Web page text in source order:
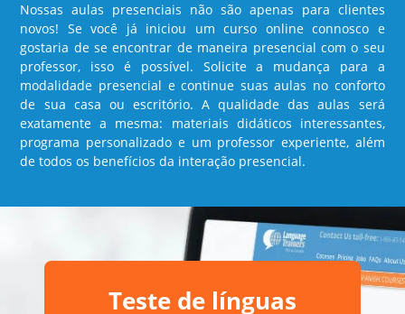
Nossas aulas presenciais não são apenas para clientes
novos! Se você já iniciou um curso online connosco e
gostaria de se encontrar de maneira presencial com o seu
professor, isso é possível. Solicite a mudança para a
modalidade presencial e continue suas aulas no conforto
de sua casa ou escritório. A qualidade das aulas será
exatamente a mesma: materiais didáticos interessantes,
programa personalizado e um professor experiente, além
de todos os benefícios da interação presencial.
Teste de línguas